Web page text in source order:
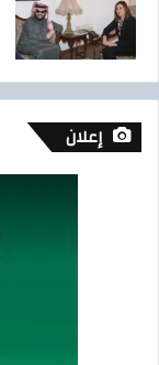
إعلان